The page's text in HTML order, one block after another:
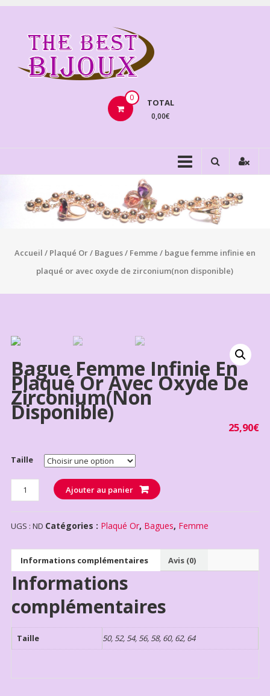
Aller
contenu
0 TOTAL
0,00€
Accueil / Plaqué Or/ Bagues/ Femme / bague femme infinie en
plaqué or avec oxyde de zirconium(non disponible)
Bague Femme Infinie En
Plaqué Or Avec Oxyde De
Zirconium(non
Disponible)
25,90€
Taille
Quantité Ajouter au panier
UGS : ND Catégories : Plaqué Or, Bagues, Femme
Informations complémentaires Avis (0)
Informations
complémentaires
Taille 50, 52, 54, 56, 58, 60, 62, 64